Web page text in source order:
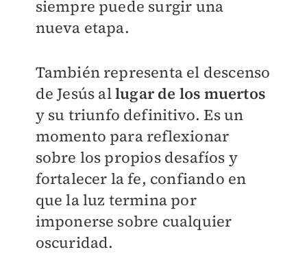
siempre puede surgir una
nueva etapa.
También representa el descenso
de Jesús allugar de los muertos
y su triunfo definitivo. Es un
momento para reflexionar
sobre los propios desafíos y
fortalecer la fe, confiando en
que la luz termina por
imponerse sobre cualquier
oscuridad.